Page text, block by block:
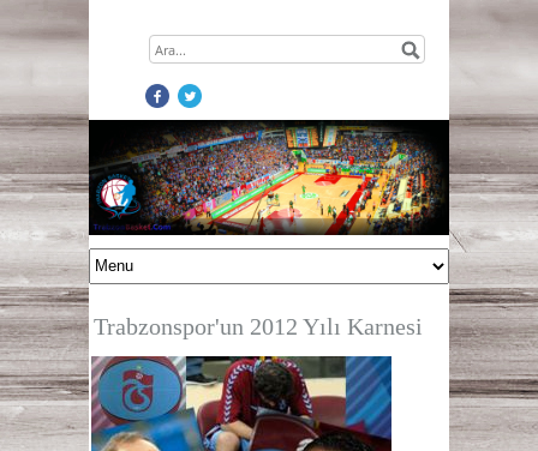
Trabzonspor'un 2012 Yılı Karnesi